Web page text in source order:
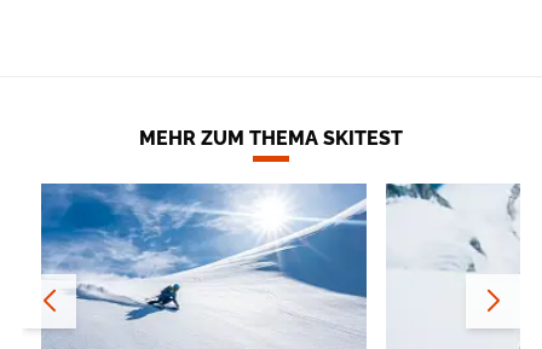
MEHR ZUM THEMA SKITEST